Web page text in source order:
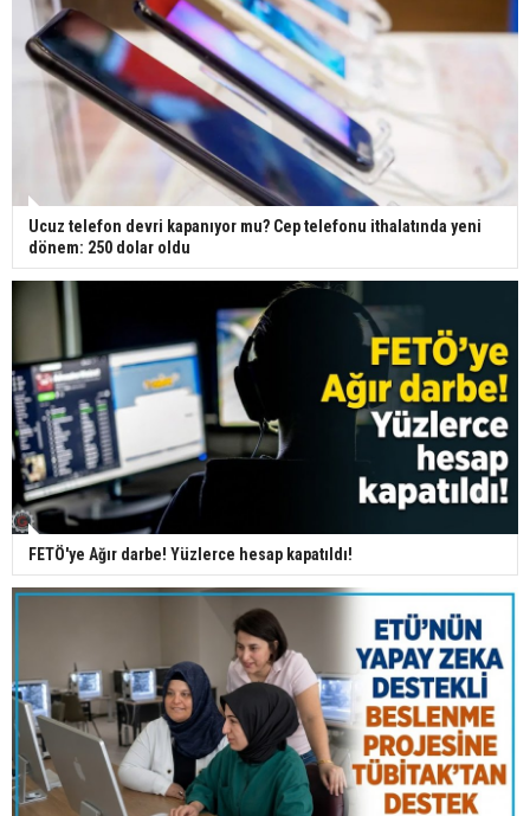
Ucuz telefon devri kapanıyor mu? Cep telefonu ithalatında yeni
dönem: 250 dolar oldu
FETÖ'ye Ağır darbe! Yüzlerce hesap kapatıldı!